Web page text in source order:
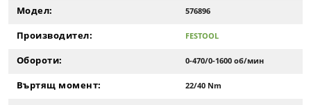
Модел: 576896
Производител: FESTOOL
Обороти: 0-470/0-1600 об/мин
Въртящ момент: 22/40 Nm